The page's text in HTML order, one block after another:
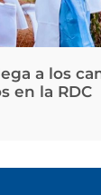
a los
en la RDC